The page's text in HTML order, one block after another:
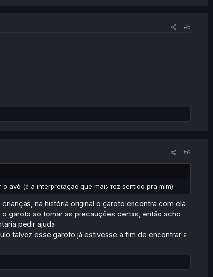
#5
#6
avô (é a interpretação que mais fez sentido pra mim)
na história original o garoto encontra com ela
garoto ao tomar as precauções certas, então acho
pedir ajuda
talvez esse garoto já estivesse a fim de encontrar a